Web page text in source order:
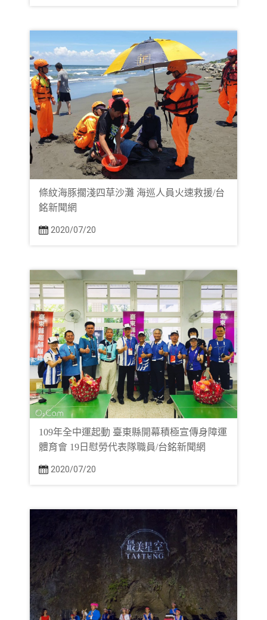
條紋海豚擱淺四草沙灘 海巡人員火速救援/台
銘新聞網
2020/07/20
109年全中運起動 臺東縣開幕積極宣傳身障運
體育會 19日慰勞代表隊職員/台銘新聞網
2020/07/20